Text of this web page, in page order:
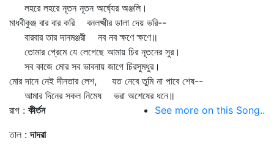
লহরে লহরে নূতন নূতন অর্ঘ্যের অঞ্জলি।
মাধবীকুঞ্জ বার বার করি বনলক্ষ্মীর ডালা দেয় ভরি--
বারবার তার দানমঞ্জরী নব নব ক্ষণে ক্ষণে॥
তোমার প্রেমে যে লেগেছে আমায় চির নূতনের সুর।
সব কাজে মোর সব ভাবনায় জাগে চিরসুমধুর।
মোর দানে নেই দীনতার লেশ, যত নেবে তুমি না পাবে শেষ--
আমার দিনের সকল নিমেষ ভরা অশেষের ধনে॥
রাগ : কীর্তন
তাল :দাদরা
See more on this Song..